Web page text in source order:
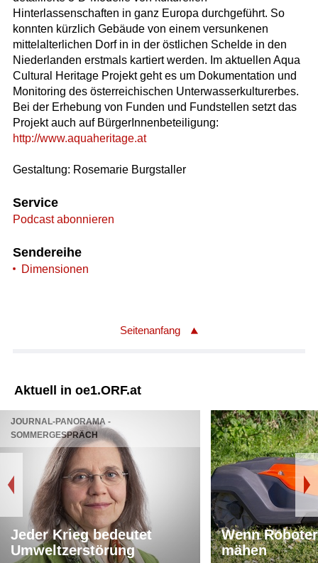
Hinterlassenschaften in ganz Europa durchgeführt. So
konnten kürzlich Gebäude von einem versunkenen
mittelalterlichen Dorf in in der östlichen Schelde in den
Niederlanden erstmals kartiert werden. Im aktuellen Aqua
Cultural Heritage Projekt geht es um Dokumentation und
Monitoring des österreichischen Unterwasserkulturerbes.
Bei der Erhebung von Funden und Fundstellen setzt das
Projekt auch auf BürgerInnenbeteiligung:
http://www.aquaheritage.at
Gestaltung: Rosemarie Burgstaller
Service
Podcast abonnieren
Sendereihe
Dimensionen
Seitenanfang
Aktuell in oe1.ORF.at
JOURNAL-PANORAMA -
SOMMERGESPRÄCH
Jeder Krieg bedeutet
Umweltzerstörung
Wenn
mähen